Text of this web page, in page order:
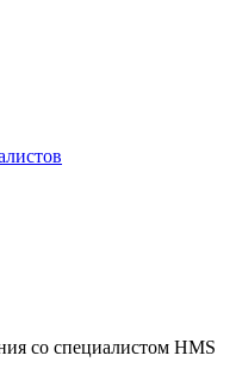
со специалистом HMS